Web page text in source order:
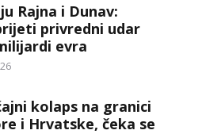
Rajna i Dunav:
privredni udar
evra
kolaps na granici
i Hrvatske, čeka se